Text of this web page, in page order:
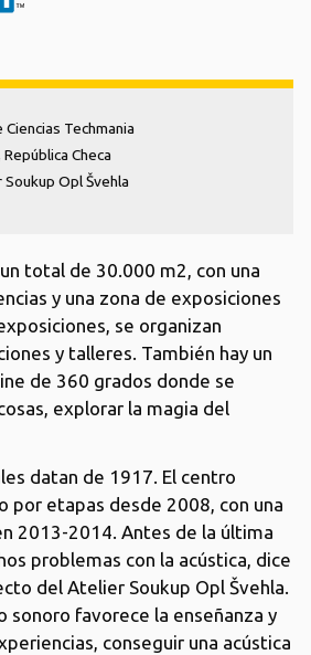
Ciencias Techmania
República Checa
Opl Švehla
total de 30.000 m2, con una
y una zona de exposiciones
se organizan
y talleres. También hay un
de 360 grados donde se
explorar la magia del
datan de 1917. El centro
por etapas desde 2008, con una
2013-2014. Antes de la última
problemas con la acústica, dice
del Atelier Soukup Opl Švehla.
sonoro favorece la enseñanza y
conseguir una acústica